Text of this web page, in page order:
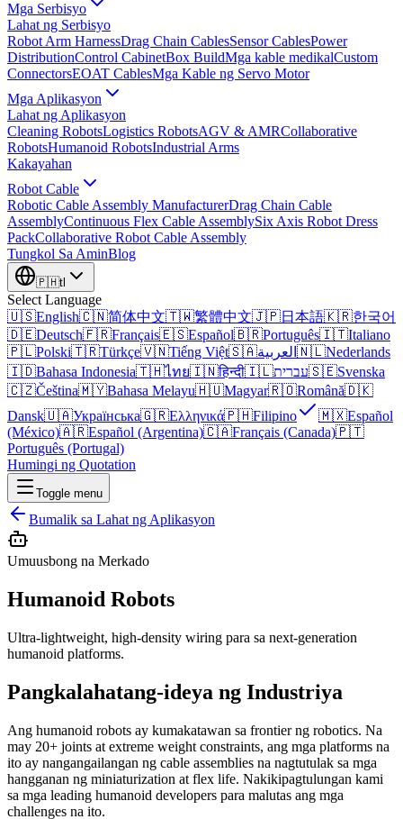
Mga Serbisyo
Lahat ng Serbisyo
Robot Arm HarnessDrag Chain CablesSensor CablesPower
DistributionControl CabinetBox BuildMga kable medikalCustom
ConnectorsEOAT CablesMga Kable ng Servo Motor
Mga Aplikasyon
Lahat ng Aplikasyon
Cleaning RobotsLogistics RobotsAGV & AMRCollaborative
RobotsHumanoid RobotsIndustrial Arms
Kakayahan
Robot Cable
Robotic Cable Assembly ManufacturerDrag Chain Cable
AssemblyContinuous Flex Cable AssemblySix Axis Robot Dress
PackCollaborative Robot Cable Assembly
Tungkol Sa AminBlog
🇵🇭tl
Select Language
🇺🇸English🇨🇳简体中文🇹🇼繁體中文🇯🇵日本語🇰🇷한국어
🇩🇪Deutsch🇫🇷Français🇪🇸Español🇧🇷Português🇮🇹Italiano
🇵🇱Polski🇹🇷Türkçe🇻🇳Tiếng Việt🇸🇦العربية 🇳🇱Nederlands
🇮🇩Bahasa Indonesia🇹🇭ไทย🇮🇳हिन्दी🇮🇱עברית🇸🇪Svenska
🇨🇿Čeština🇲🇾Bahasa Melayu🇭🇺Magyar🇷🇴Română🇩🇰
Dansk🇺🇦Українська🇬🇷Ελληνικά🇵🇭Filipino 🇲🇽Español
(México)🇦🇷Español (Argentina)🇨🇦Français (Canada)🇵🇹
Português (Portugal)
Humingi ng Quotation
Toggle menu
Bumalik sa Lahat ng Aplikasyon
Umuusbong na Merkado
Humanoid Robots
Ultra-lightweight, high-density wiring para sa next-generation
humanoid platforms.
Pangkalahatang-ideya ng Industriya
Ang humanoid robots ay kumakatawan sa frontier ng robotics. Na
may 20+ joints at extreme weight constraints, ang mga platforms na
ito ay nangangailangan ng cable assemblies na nagtutulak sa mga
hangganan ng miniaturization at flex life. Nakikipagtulungan kami
sa mga leading humanoid developers para malutas ang mga
challenges na ito.